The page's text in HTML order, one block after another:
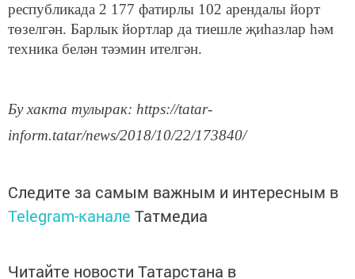
республикада 2 177 фатирлы 102 арендалы йорт
төзелгән. Барлык йортлар да тиешле җиһазлар һәм
техника белән тәэмин ителгән.
Бу хакта тулырак: https://tatar-
inform.tatar/news/2018/10/22/173840/
Следите за самым важным и интересным в
Telegram-канале Татмедиа
Читайте новости Татарстана в